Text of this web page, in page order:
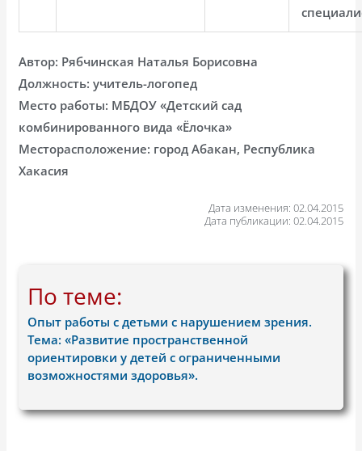
Автор: Рябчинская Наталья Борисовна
Должность: учитель-логопед
Место работы: МБДОУ «Детский сад
комбинированного вида «Ёлочка»
Месторасположение: город Абакан, Республика
Хакасия
Дата изменения: 02.04.2015
Дата публикации: 02.04.2015
По теме:
Опыт работы с детьми с нарушением зрения.
Тема: «Развитие пространственной
ориентировки у детей с ограниченными
возможностями здоровья».